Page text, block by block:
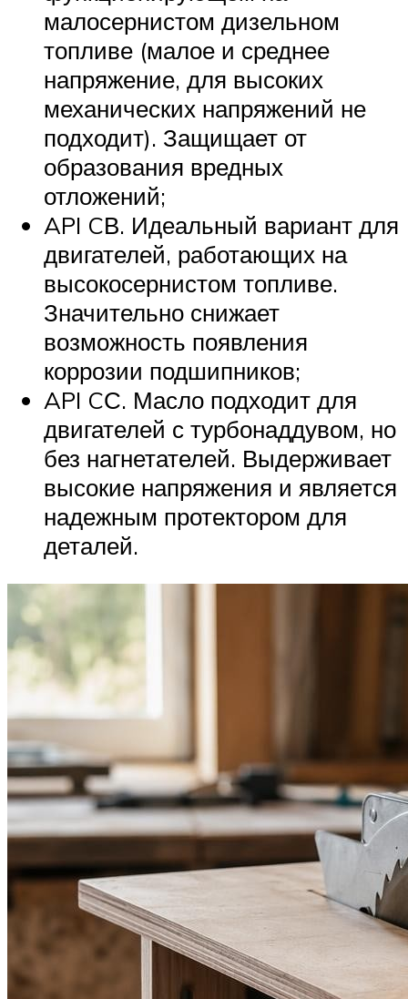
малосернистом дизельном
топливе (малое и среднее
напряжение, для высоких
механических напряжений не
подходит). Защищает от
образования вредных
отложений;
API CВ. Идеальный вариант для
двигателей, работающих на
высокосернистом топливе.
Значительно снижает
возможность появления
коррозии подшипников;
API CС. Масло подходит для
двигателей с турбонаддувом, но
без нагнетателей. Выдерживает
высокие напряжения и является
надежным протектором для
деталей.